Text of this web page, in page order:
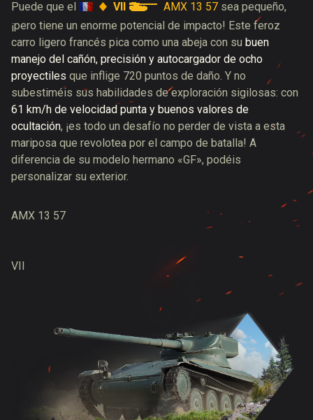
Puede que el VII AMX 13 57 sea pequeño,
¡pero tiene un enorme potencial de impacto! Este feroz
carro ligero francés pica como una abeja con su buen
manejo del cañón, precisión y autocargador de ocho
proyectiles que inflige 720 puntos de daño. Y no
subestiméis sus habilidades de exploración sigilosas: con
61 km/h de velocidad punta y buenos valores de
ocultación, ¡es todo un desafío no perder de vista a esta
mariposa que revolotea por el campo de batalla! A
diferencia de su modelo hermano «GF», podéis
personalizar su exterior.
AMX 13 57
VII